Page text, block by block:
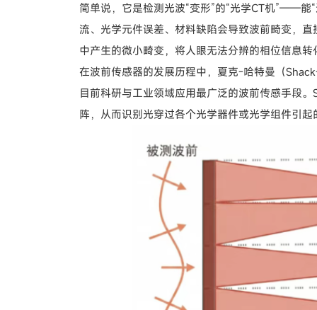
简单说，它是检测光波“变形”的“光学CT机”——
流、光学元件误差、材料缺陷会导致波前畸变，
中产生的微小畸变，将人眼无法分辨的相位信息
在波前传感器的发展历程中，夏克-哈特曼（
目前科研与工业领域应用最广泛的波前传感手段
阵，从而识别光穿过各个光学器件或光学组件引